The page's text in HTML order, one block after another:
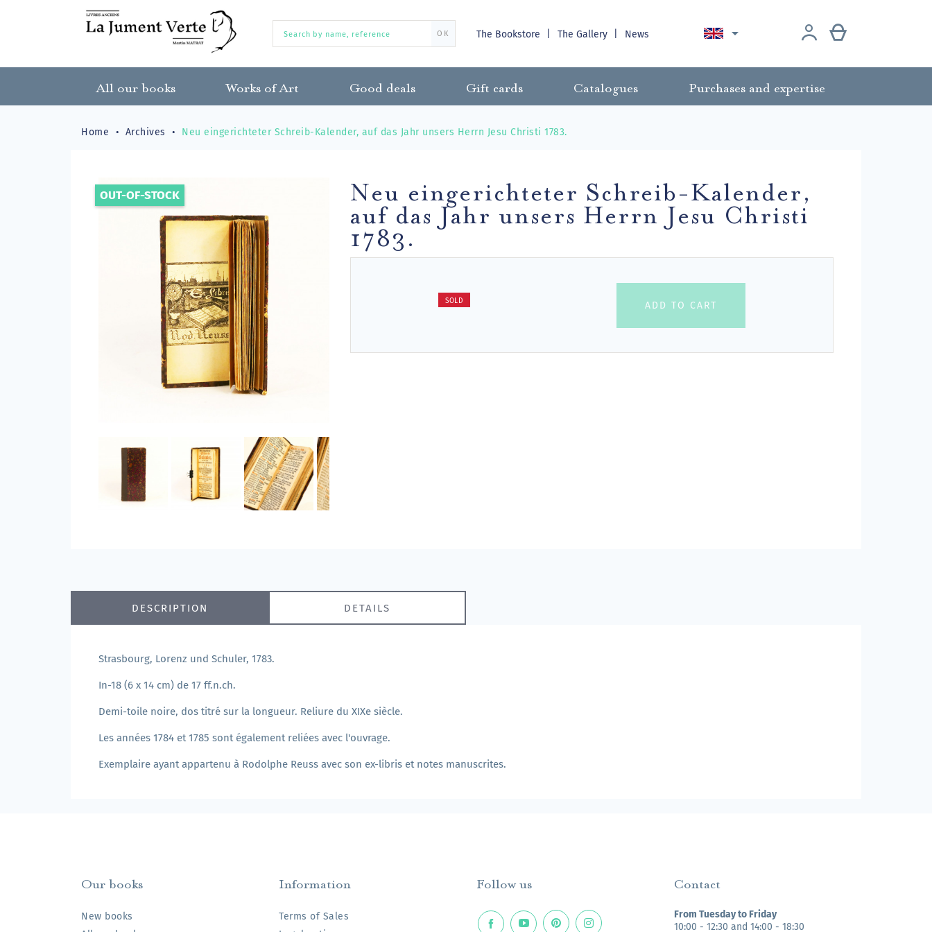
OK The Bookstore The Gallery News 
All our books Works of Art Good deals Gift cards Catalogues Purchases and expertise
Home Archives Neu eingerichteter Schreib-Kalender, auf das Jahr unsers Herrn Jesu Christi 1783.
OUT-OF-STOCK Neu eingerichteter Schreib-Kalender,
auf das Jahr unsers Herrn Jesu Christi
1783.
SOLD ADD TO CART
DESCRIPTION DETAILS
Strasbourg, Lorenz und Schuler, 1783.
In-18 (6 x 14 cm) de 17 ff.n.ch.
Demi-toile noire, dos titré sur la longueur. Reliure du XIXe siècle.
Les années 1784 et 1785 sont également reliées avec l'ouvrage.
Exemplaire ayant appartenu à Rodolphe Reuss avec son ex-libris et notes manuscrites.
Our books
New books
Information
Terms of Sales
Follow us Contact
From Tuesday to Friday
10:00 - 12:30 and 14:00 - 18:30